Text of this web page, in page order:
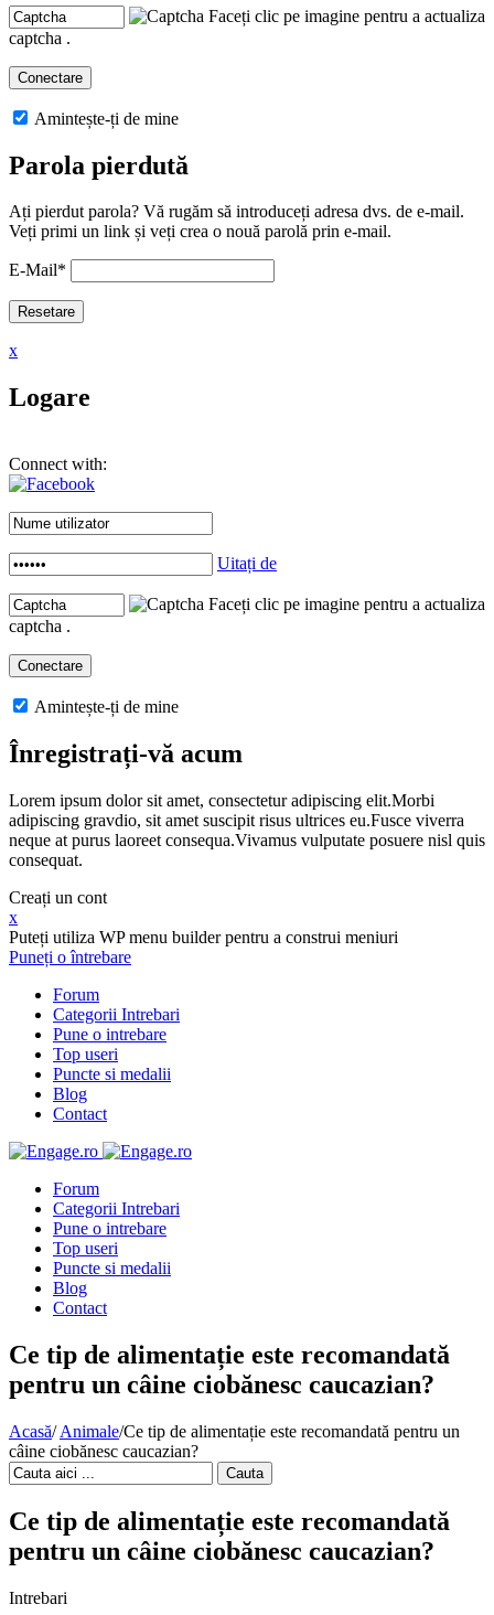
Faceți clic pe imagine pentru a actualiza
captcha .
Amintește-ți de mine
Parola pierdută
Ați pierdut parola? Vă rugăm să introduceți adresa dvs. de e-mail.
Veți primi un link și veți crea o nouă parolă prin e-mail.
E-Mail*
x
Logare
Connect with:
Uitați de
Faceți clic pe imagine pentru a actualiza
captcha .
Amintește-ți de mine
Înregistrați-vă acum
Lorem ipsum dolor sit amet, consectetur adipiscing elit.Morbi
adipiscing gravdio, sit amet suscipit risus ultrices eu.Fusce viverra
neque at purus laoreet consequa.Vivamus vulputate posuere nisl quis
consequat.
Creați un cont
x
Puteți utiliza WP menu builder pentru a construi meniuri
Puneți o întrebare
Forum
Categorii Intrebari
Pune o intrebare
Top useri
Puncte si medalii
Blog
Contact
Forum
Categorii Intrebari
Pune o intrebare
Top useri
Puncte si medalii
Blog
Contact
Ce tip de alimentație este recomandată
pentru un câine ciobănesc caucazian?
Acasă/ Animale/Ce tip de alimentație este recomandată pentru un
câine ciobănesc caucazian?
Cauta
Ce tip de alimentație este recomandată
pentru un câine ciobănesc caucazian?
Intrebari